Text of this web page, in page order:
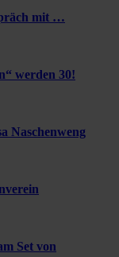
mit …
werden 30!
Naschenweng
Set von